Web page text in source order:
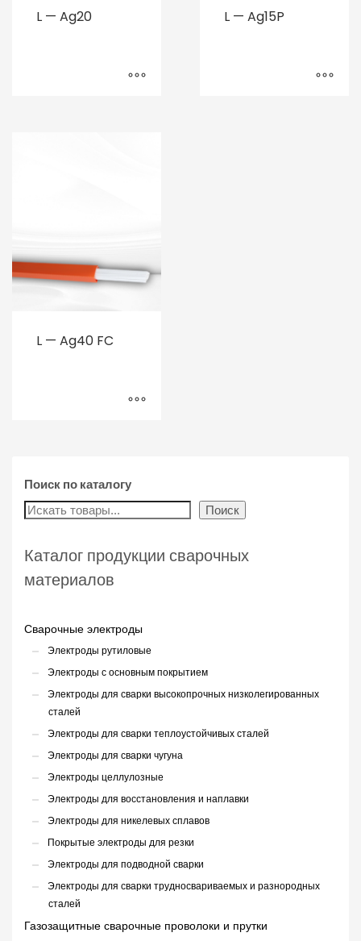
L — Ag20 L — Ag15P
L — Ag40 FC
Поиск по каталогу
Поиск
Каталог продукции сварочных
материалов
Сварочные электроды
Электроды рутиловые
Электроды с основным покрытием
Электроды для сварки высокопрочных низколегированных
сталей
Электроды для сварки теплоустойчивых сталей
Электроды для сварки чугуна
Электроды целлулозные
Электроды для восстановления и наплавки
Электроды для никелевых сплавов
Покрытые электроды для резки
Электроды для подводной сварки
Электроды для сварки трудносвариваемых и разнородных
сталей
Газозащитные сварочные проволоки и прутки